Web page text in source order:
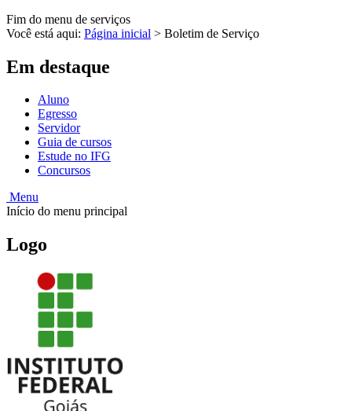
Fim do menu de serviços
Você está aqui: Página inicial > Boletim de Serviço
Em destaque
Aluno
Egresso
Servidor
Guia de cursos
Estude no IFG
Concursos
Menu
Início do menu principal
Logo